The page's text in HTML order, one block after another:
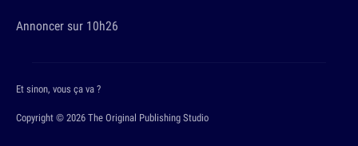
Annoncer sur 10h26
Copyright © 2026 The Original Publishing Studio
Et sinon, vous ça va ?